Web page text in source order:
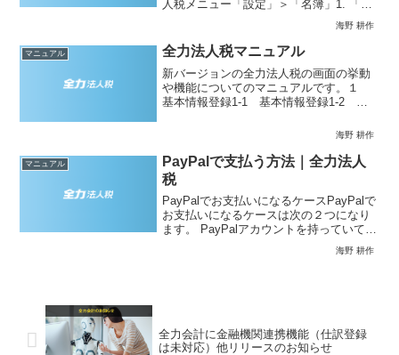
人税メニュー「設定」＞「名簿」1. 「名
簿」画面でできること名簿画面では、法
人税の申告書作成時に求められる取引
先・株主・役員・従業員などの住所や法
人番号などの個人情報を...
海野 耕作
マニュアル 全力法人税マニュアル
新バージョンの全力法人税の画面の挙動
や機能についてのマニュアルです。１
基本情報登録1-1 基本情報登録1-2 株
申告書作成方法選択1-5 決算情報登録1-
6 消費税の申告について２ インポート
2-...
海野 耕作
マニュアル
PayPalで支払う方法｜全力法人
税
PayPalでお支払いになるケースPayPalで
お支払いになるケースは次の２つになり
ます。 PayPalアカウントを持っていて、
PayPalアカウントの残高または登録して
いるクレジットカードで支払いたい場合
海野 耕作
全力会計に金融機関連携機能（仕訳登録
は未対応）他リリースのお知らせ